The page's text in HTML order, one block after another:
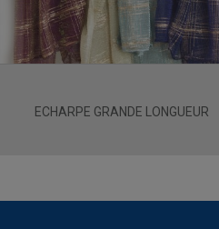
ECHARPE GRANDE LONGUEUR